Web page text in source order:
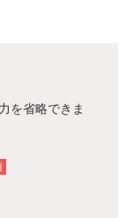
を省略できま